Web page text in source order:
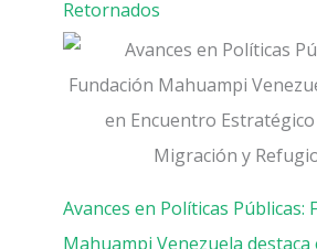
Retornados
Avances en Políticas Públicas:
Mahuampi Venezuela destaca